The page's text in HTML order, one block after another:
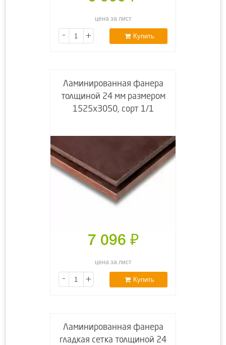
цена за лист
- + Купить
Ламинированная фанера
толщиной 24 мм размером
1525х3050, сорт 1/1
7 096 ₽
цена за лист
- + Купить
Ламинированная фанера
гладкая сетка толщиной 24